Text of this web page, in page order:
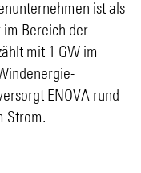
ist als
Bereich der
mit 1 GW im
ENOVA rund
Strom.